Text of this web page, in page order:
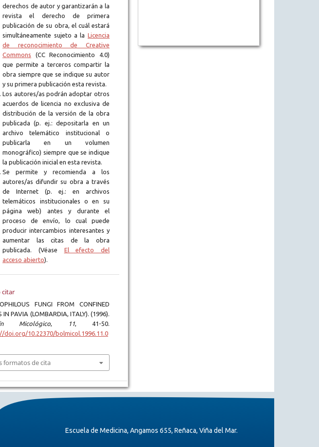
derechos de autor y garantizarán a la
revista el derecho de primera
publicación de su obra, el cuál estará
simultáneamente sujeto a la Licencia
de reconocimiento de Creative
Commons (CC Reconocimiento 4.0)
que permite a terceros compartir la
obra siempre que se indique su autor
y su primera publicación esta revista.
Los autores/as podrán adoptar otros
acuerdos de licencia no exclusiva de
distribución de la versión de la obra
publicada (p. ej.: depositarla en un
archivo telemático institucional o
publicarla en un volumen
monográfico) siempre que se indique
la publicación inicial en esta revista.
Se permite y recomienda a los
autores/as difundir su obra a través
de Internet (p. ej.: en archivos
telemáticos institucionales o en su
página web) antes y durante el
proceso de envío, lo cual puede
producir intercambios interesantes y
aumentar las citas de la obra
publicada. (Véase El efecto del
acceso abierto).
citar
FUNGI FROM CONFINED
IN PAVIA (LOMBARDIA, ITALY). (1996).
Micológico
11, 41-50.
doi.org/10.22370/bolmicol.1996.11.0
formatos de cita
Escuela de Medicina, Angamos 655, Reñaca, Viña del Mar.